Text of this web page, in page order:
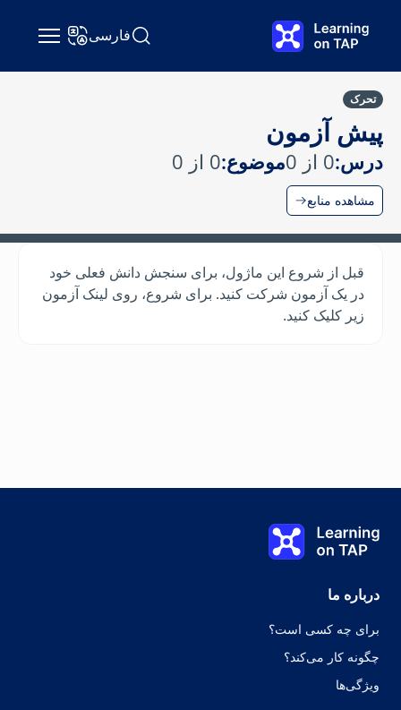
جستجو Learning on TAPفارسیتغییر زبان
تحرک
پیش آزمون
درس:0 از 0 موضوع:0 از 0
مشاهده منابع
قبل از شروع این ماژول، برای سنجش دانش فعلی خود
در یک آزمون شرکت کنید. برای شروع، روی لینک آزمون
زیر کلیک کنید.
0%
پیش آزمون
درس:0 از 0
Learning on TAP - خانه
درباره ما
برای چه کسی است؟
چگونه کار می‌کند؟
ویژگی‌ها